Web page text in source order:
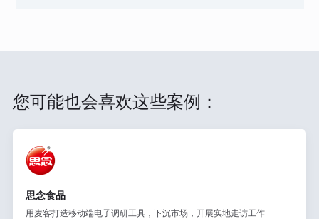
您可能也会喜欢这些案例：
思念食品
用麦客打造移动端电子调研工具，下沉市场，开展实地走访工作